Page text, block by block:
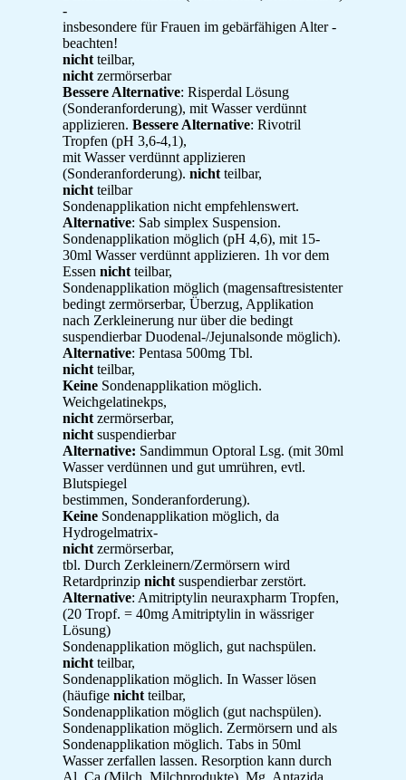
-
insbesondere für Frauen im gebärfähigen Alter -
beachten!
nicht teilbar,
nicht zermörserbar
Bessere Alternative: Risperdal Lösung
(Sonderanforderung), mit Wasser verdünnt
applizieren. Bessere Alternative: Rivotril
Tropfen (pH 3,6-4,1),
mit Wasser verdünnt applizieren
(Sonderanforderung). nicht teilbar,
nicht teilbar
Sondenapplikation nicht empfehlenswert.
Alternative: Sab simplex Suspension.
Sondenapplikation möglich (pH 4,6), mit 15-
30ml Wasser verdünnt applizieren. 1h vor dem
Essen nicht teilbar,
Sondenapplikation möglich (magensaftresistenter
bedingt zermörserbar, Überzug, Applikation
nach Zerkleinerung nur über die bedingt
suspendierbar Duodenal-/Jejunalsonde möglich).
Alternative: Pentasa 500mg Tbl.
nicht teilbar,
Keine Sondenapplikation möglich.
Weichgelatinekps,
nicht zermörserbar,
nicht suspendierbar
Alternative: Sandimmun Optoral Lsg. (mit 30ml
Wasser verdünnen und gut umrühren, evtl.
Blutspiegel
bestimmen, Sonderanforderung).
Keine Sondenapplikation möglich, da
Hydrogelmatrix-
nicht zermörserbar,
tbl. Durch Zerkleinern/Zermörsern wird
Retardprinzip nicht suspendierbar zerstört.
Alternative: Amitriptylin neuraxpharm Tropfen,
(20 Tropf. = 40mg Amitriptylin in wässriger
Lösung)
Sondenapplikation möglich, gut nachspülen.
nicht teilbar,
Sondenapplikation möglich. In Wasser lösen
(häufige nicht teilbar,
Sondenapplikation möglich (gut nachspülen).
Sondenapplikation möglich. Zermörsern und als
Sondenapplikation möglich. Tabs in 50ml
Wasser zerfallen lassen. Resorption kann durch
Al, Ca (Milch, Milchprodukte), Mg, Antazida,